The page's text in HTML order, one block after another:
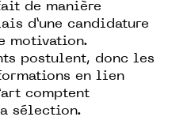
de manière
d’une candidature
motivation.
postulent, donc les
en lien
comptent
sélection.